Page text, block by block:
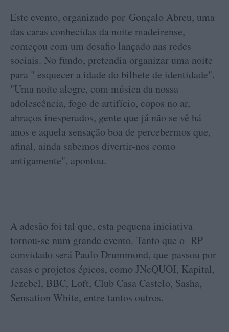
Este evento, organizado por Gonçalo Abreu, uma
das caras conhecidas da noite madeirense,
começou com um desafio lançado nas redes
sociais. No fundo, pretendia organizar uma noite
para " esquecer a idade do bilhete de identidade".
"Uma noite alegre, com música da nossa
adolescência, fogo de artifício, copos no ar,
abraços inesperados, gente que já não se vê há
anos e aquela sensação boa de percebermos que,
afinal, ainda sabemos divertir-nos como
antigamente", apontou.
A adesão foi tal que, esta pequena iniciativa
tornou-se num grande evento. Tanto que o RP
convidado será Paulo Drummond, que passou por
casas e projetos épicos, como JNcQUOI, Kapital,
Jezebel, BBC, Loft, Club Casa Castelo, Sasha,
Sensation White, entre tantos outros.